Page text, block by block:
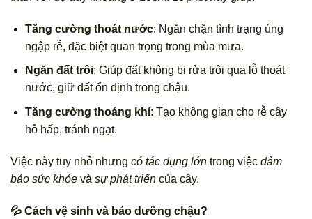
Tăng cường thoát nước: Ngăn chặn tình trạng úng
ngập rễ, đặc biệt quan trọng trong mùa mưa.
Ngăn đất trôi: Giúp đất không bị rửa trôi qua lỗ thoát
nước, giữ đất ổn định trong chậu.
Tăng cường thoáng khí: Tạo không gian cho rễ cây
hô hấp, tránh ngạt.
Việc này tuy nhỏ nhưng có tác dụng lớn trong việc đảm
bảo sức khỏe và sự phát triển của cây.
💦 Cách vệ sinh và bảo dưỡng chậu?